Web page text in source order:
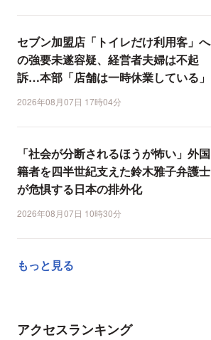
セブン加盟店「トイレだけ利用客」へ
の強要未遂容疑、経営者夫婦は不起
訴…本部「店舗は一時休業している」
2026年08月07日 17時04分
「社会が分断されるほうが怖い」外国
籍者を四半世紀支えた鈴木雅子弁護士
が危惧する日本の排外化
2026年08月07日 10時30分
もっと見る
アクセスランキング